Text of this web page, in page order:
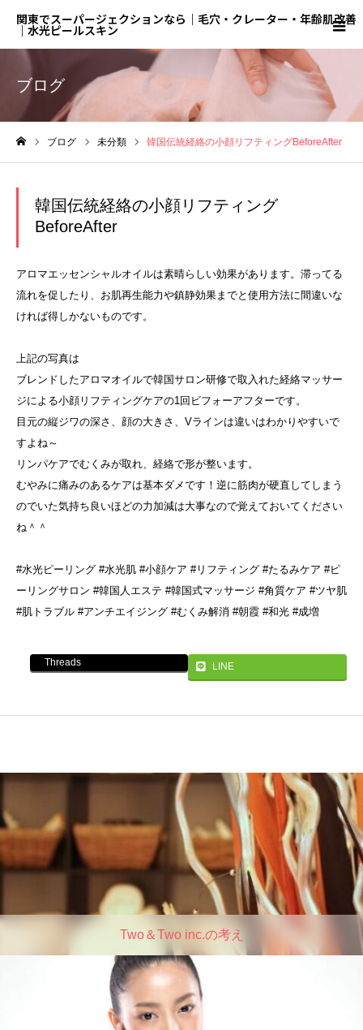
関東でスーパージェクションなら｜毛穴・クレーター・年齢肌改善
｜水光ピールスキン
ブログ
ブログ 未分類 韓国伝統経絡の小顔リフティングBeforeAfter
韓国伝統経絡の小顔リフティング
BeforeAfter
アロマエッセンシャルオイルは素晴らしい効果があります。滞ってる
流れを促したり、お肌再生能力や鎮静効果までと使用方法に間違いな
ければ得しかないものです。
上記の写真は
ブレンドしたアロマオイルで韓国サロン研修で取入れた経絡マッサー
ジによる小顔リフティングケアの1回ビフォーアフターです。
目元の縦ジワの深さ、顔の大きさ、Vラインは違いはわかりやすいで
すよね～
リンパケアでむくみが取れ、経絡で形が整います。
むやみに痛みのあるケアは基本ダメです！逆に筋肉が硬直してしまう
のでいた気持ち良いほどの力加減は大事なので覚えておいてください
ね＾＾
#水光ピーリング #水光肌 #小顔ケア #リフティング #たるみケア #ピ
ーリングサロン #韓国人エステ #韓国式マッサージ #角質ケア #ツヤ肌
#肌トラブル #アンチエイジング #むくみ解消 #朝霞 #和光 #成増
Threads LINE
Two＆Two inc.の考え